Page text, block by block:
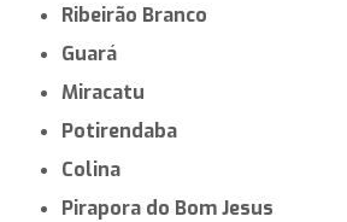
Ribeirão Branco
Guará
Miracatu
Potirendaba
Colina
Pirapora do Bom Jesus